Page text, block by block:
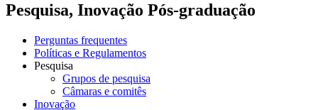
Pesquisa, Inovação Pós-graduação
Perguntas frequentes
Políticas e Regulamentos
Pesquisa
Grupos de pesquisa
Câmaras e comitês
Inovação